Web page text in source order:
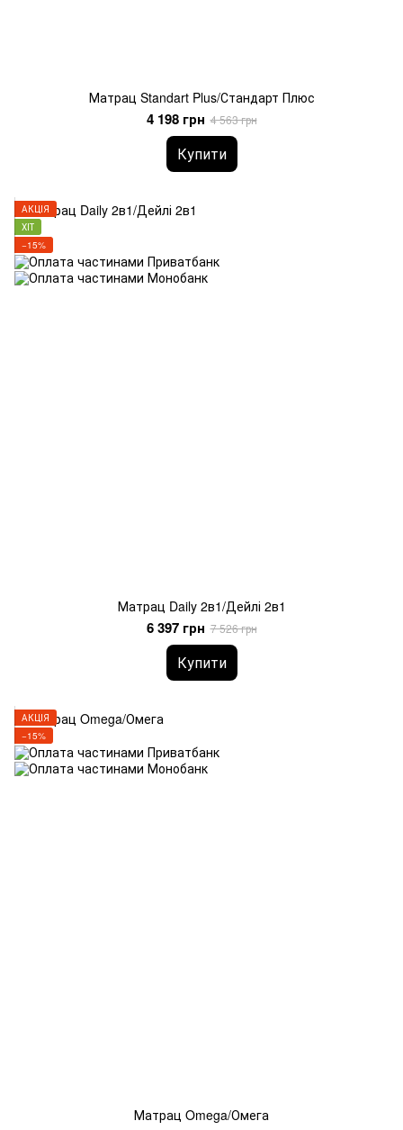
Матрац Standart Plus/Стандарт Плюс
4 198 грн 4 563 грн
Купити
АКЦІЯ
ХІТ
−15%
Матрац Daily 2в1/Дейлі 2в1
6 397 грн 7 526 грн
Купити
АКЦІЯ
−15%
Матрац Omega/Омега